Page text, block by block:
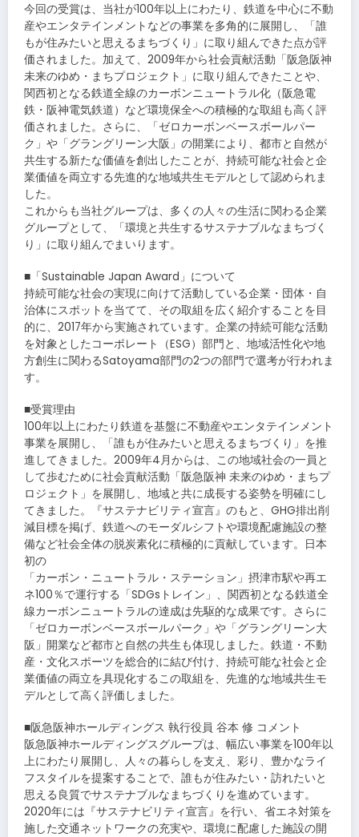
今回の受賞は、当社が100年以上にわたり、鉄道を中心に不動
産やエンタテインメントなどの事業を多角的に展開し、「誰
もが住みたいと思えるまちづくり」に取り組んできた点が評
価されました。加えて、2009年から社会貢献活動「阪急阪神
未来のゆめ・まちプロジェクト」に取り組んできたことや、
関西初となる鉄道全線のカーボンニュートラル化（阪急電
鉄・阪神電気鉄道）など環境保全への積極的な取組も高く評
価されました。さらに、「ゼロカーボンベースボールパー
ク」や「グラングリーン大阪」の開業により、都市と自然が
共生する新たな価値を創出したことが、持続可能な社会と企
業価値を両立する先進的な地域共生モデルとして認められま
した。
これからも当社グループは、多くの人々の生活に関わる企業
グループとして、「環境と共生するサステナブルなまちづく
り」に取り組んでまいります。
■「Sustainable Japan Award」について
持続可能な社会の実現に向けて活動している企業・団体・自
治体にスポットを当てて、その取組を広く紹介することを目
的に、2017年から実施されています。企業の持続可能な活動
を対象としたコーポレート（ESG）部門と、地域活性化や地
方創生に関わるSatoyama部門の2つの部門で選考が行われま
す。
■受賞理由
100年以上にわたり鉄道を基盤に不動産やエンタテインメント
事業を展開し、「誰もが住みたいと思えるまちづくり」を推
進してきました。2009年4月からは、この地域社会の一員と
して歩むために社会貢献活動「阪急阪神 未来のゆめ・まちプ
ロジェクト」を展開し、地域と共に成長する姿勢を明確にし
てきました。『サステナビリティ宣言』のもと、GHG排出削
減目標を掲げ、鉄道へのモーダルシフトや環境配慮施設の整
備など社会全体の脱炭素化に積極的に貢献しています。日本
初の
「カーボン・ニュートラル・ステーション」摂津市駅や再エ
ネ100％で運行する「SDGsトレイン」、関西初となる鉄道全
線カーボンニュートラルの達成は先駆的な成果です。さらに
「ゼロカーボンベースボールパーク」や「グラングリーン大
阪」開業など都市と自然の共生も体現しました。鉄道・不動
産・文化スポーツを総合的に結び付け、持続可能な社会と企
業価値の両立を具現化するこの取組を、先進的な地域共生モ
デルとして高く評価しました。
■阪急阪神ホールディングス 執行役員 谷本 修 コメント
阪急阪神ホールディングスグループは、幅広い事業を100年以
上にわたり展開し、人々の暮らしを支え、彩り、豊かなライ
フスタイルを提案することで、誰もが住みたい・訪れたいと
思える良質でサステナブルなまちづくりを進めています。
2020年には『サステナビリティ宣言』を行い、省エネ対策を
施した交通ネットワークの充実や、環境に配慮した施設の開